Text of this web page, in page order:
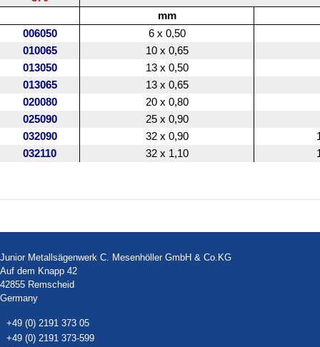
mm
006050
6 x 0,50
010065
10 x 0,65
013050
13 x 0,50
013065
13 x 0,65
020080
20 x 0,80
025090
25 x 0,90
032090
32 x 0,90
032110
32 x 1,10
Junior Metallsägenwerk C. Mesenhöller GmbH & Co.KG
Auf dem Knapp 42
42855 Remscheid
Germany
+49 (0) 2191 373 05
+49 (0) 2191 373-599